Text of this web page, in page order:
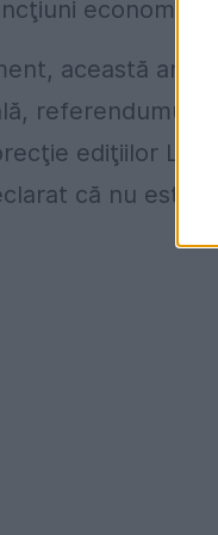
această
referendumul
ediţiilor
că nu este